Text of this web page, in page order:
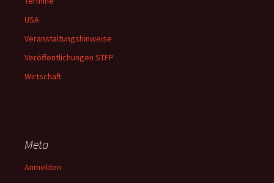
USA
Veranstaltungshinweise
Veröffentlichungen STFP
Wirtschaft
Meta
Anmelden